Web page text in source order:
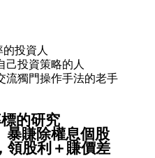
投資人
己投資策略的人
流獨門操作手法的老手
的研究
暴賺除權息個股
領股利＋賺價差